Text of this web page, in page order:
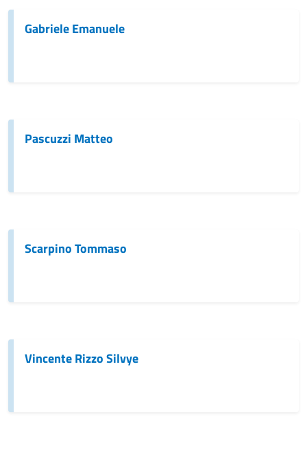
Gabriele Emanuele
Pascuzzi Matteo
Scarpino Tommaso
Vincente Rizzo Silvye